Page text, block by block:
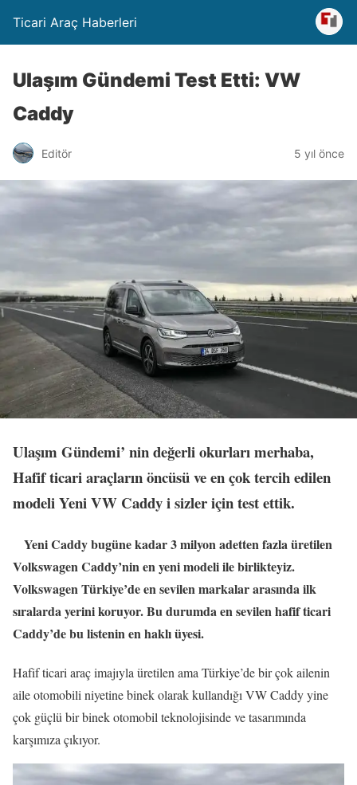
Ticari Araç Haberleri
Ulaşım Gündemi Test Etti: VW
Caddy
Editör 5 yıl önce
Ulaşım Gündemi’ nin değerli okurları merhaba,
Hafif ticari araçların öncüsü ve en çok tercih edilen
modeli Yeni VW Caddy i sizler için test ettik.
Yeni Caddy bugüne kadar 3 milyon adetten fazla üretilen
Volkswagen Caddy’nin en yeni modeli ile birlikteyiz.
Volkswagen Türkiye’de en sevilen markalar arasında ilk
sıralarda yerini koruyor. Bu durumda en sevilen hafif ticari
Caddy’de bu listenin en haklı üyesi.
Hafif ticari araç imajıyla üretilen ama Türkiye’de bir çok ailenin
aile otomobili niyetine binek olarak kullandığı VW Caddy yine
çok güçlü bir binek otomobil teknolojisinde ve tasarımında
karşımıza çıkıyor.